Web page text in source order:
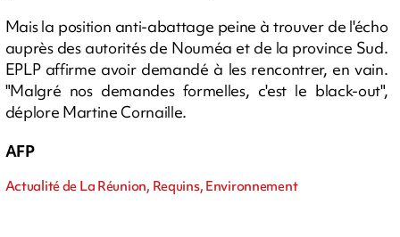
Mais la position anti-abattage peine à trouver de l'écho
auprès des autorités de Nouméa et de la province Sud.
EPLP affirme avoir demandé à les rencontrer, en vain.
"Malgré nos demandes formelles, c'est le black-out",
déplore Martine Cornaille.
AFP
Actualité de La Réunion, Requins, Environnement